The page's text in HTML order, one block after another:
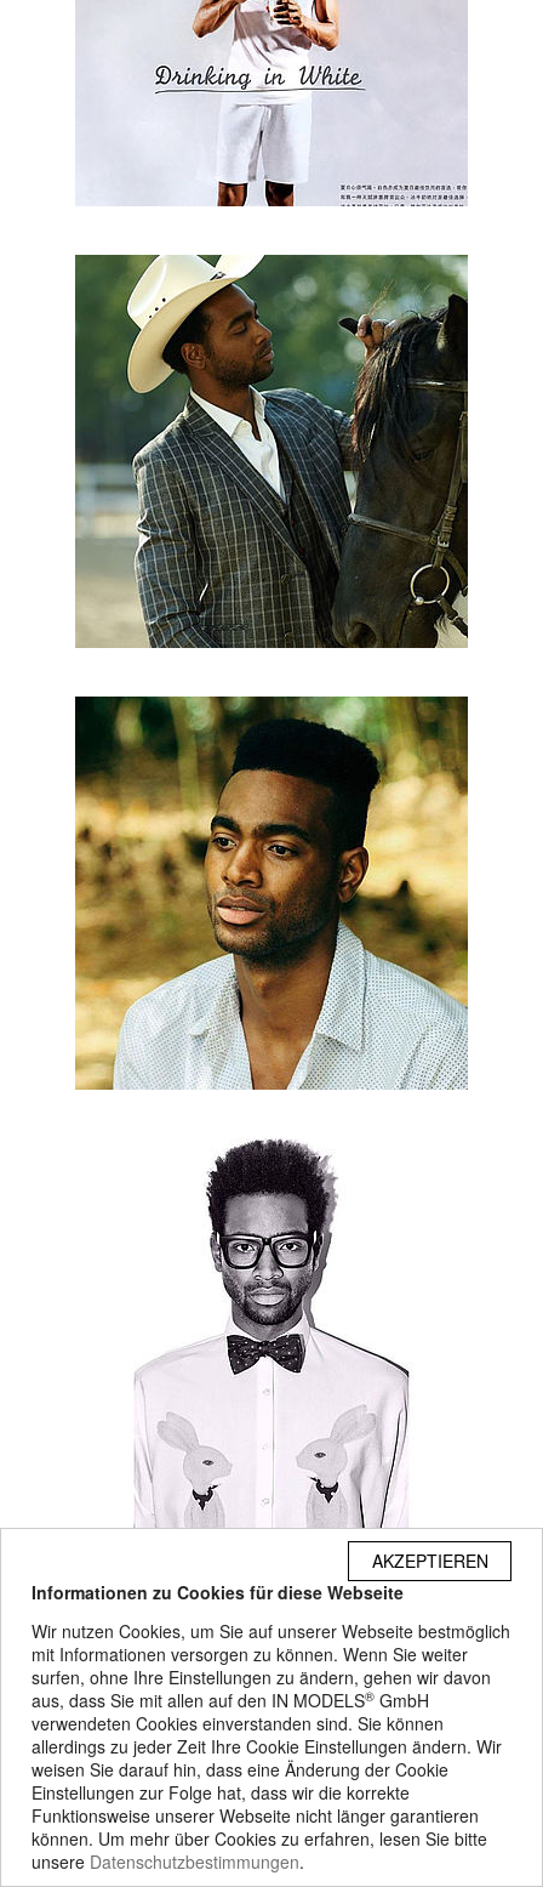
AKZEPTIEREN
Informationen zu Cookies für diese Webseite
Wir nutzen Cookies, um Sie auf unserer Webseite bestmöglich
mit Informationen versorgen zu können. Wenn Sie weiter
surfen, ohne Ihre Einstellungen zu ändern, gehen wir davon
aus, dass Sie mit allen auf den IN MODELS® GmbH
verwendeten Cookies einverstanden sind. Sie können
allerdings zu jeder Zeit Ihre Cookie Einstellungen ändern. Wir
weisen Sie darauf hin, dass eine Änderung der Cookie
Einstellungen zur Folge hat, dass wir die korrekte
Funktionsweise unserer Webseite nicht länger garantieren
können. Um mehr über Cookies zu erfahren, lesen Sie bitte
unsere Datenschutzbestimmungen.